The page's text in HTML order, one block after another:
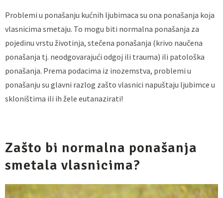
Problemi u ponašanju kućnih ljubimaca su ona ponašanja koja
vlasnicima smetaju. To mogu biti normalna ponašanja za
pojedinu vrstu životinja, stečena ponašanja (krivo naučena
ponašanja tj. neodgovarajući odgoj ili trauma) ili patološka
ponašanja. Prema podacima iz inozemstva, problemi u
ponašanju su glavni razlog zašto vlasnici napuštaju ljubimce u
skloništima ili ih žele eutanazirati!
Zašto bi normalna ponašanja
smetala vlasnicima?